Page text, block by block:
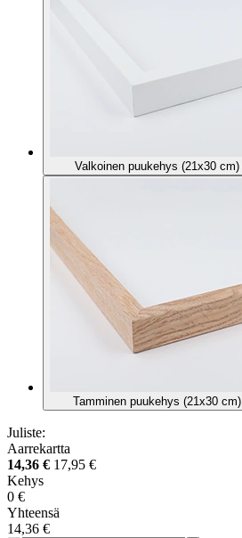
Valkoinen puukehys (21x30 cm)
Tamminen puukehys (21x30 cm)
Juliste:
Aarrekartta
14,36 € 17,95 €
Kehys
0 €
Yhteensä
14,36 €